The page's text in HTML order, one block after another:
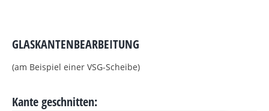
GLASKANTENBEARBEITUNG
(am Beispiel einer VSG-Scheibe)
Kante geschnitten: